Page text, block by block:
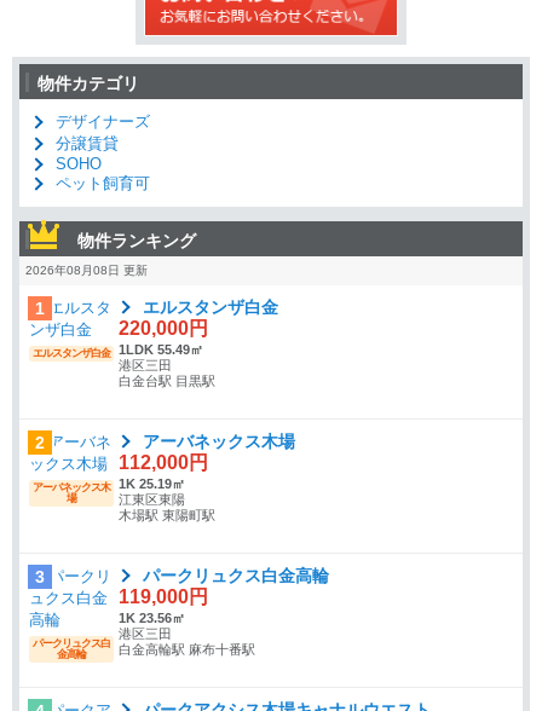
物件カテゴリ
デザイナーズ
分譲賃貸
SOHO
ペット飼育可
物件ランキング
2026年08月08日 更新
1
エルスタンザ白金
エルスタンザ白金
220,000円
1LDK 55.49㎡
港区三田
白金台駅 目黒駅
2
アーバネックス木
場
アーバネックス木場
112,000円
1K 25.19㎡
江東区東陽
木場駅 東陽町駅
3
パークリュクス白
金高輪
パークリュクス白金高輪
119,000円
1K 23.56㎡
港区三田
白金高輪駅 麻布十番駅